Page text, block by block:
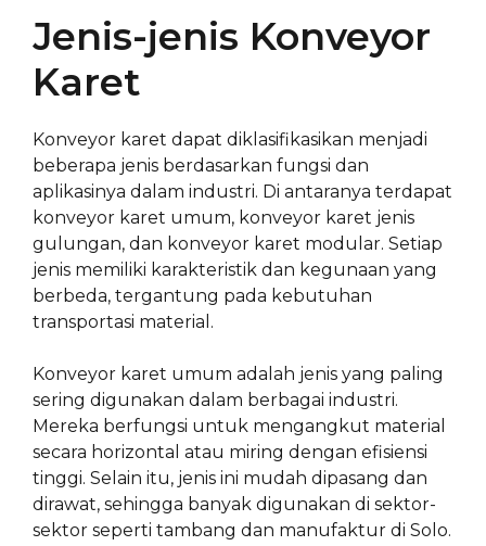
Jenis-jenis Konveyor
Karet
Konveyor karet dapat diklasifikasikan menjadi
beberapa jenis berdasarkan fungsi dan
aplikasinya dalam industri. Di antaranya terdapat
konveyor karet umum, konveyor karet jenis
gulungan, dan konveyor karet modular. Setiap
jenis memiliki karakteristik dan kegunaan yang
berbeda, tergantung pada kebutuhan
transportasi material.
Konveyor karet umum adalah jenis yang paling
sering digunakan dalam berbagai industri.
Mereka berfungsi untuk mengangkut material
secara horizontal atau miring dengan efisiensi
tinggi. Selain itu, jenis ini mudah dipasang dan
dirawat, sehingga banyak digunakan di sektor-
sektor seperti tambang dan manufaktur di Solo.